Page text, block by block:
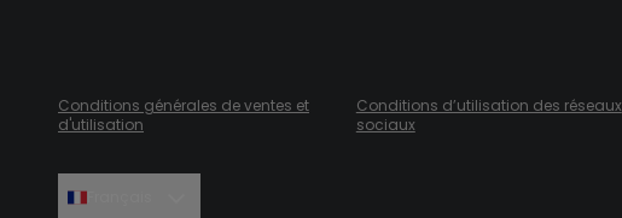
Conditions générales de ventes et
d'utilisation
Conditions d’utilisation des réseaux
sociaux